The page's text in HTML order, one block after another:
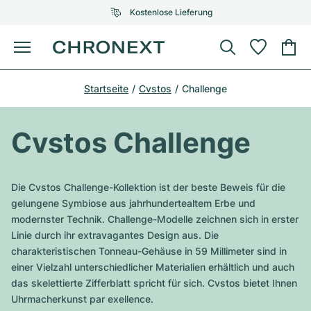
Kostenlose Lieferung
Menü
AUSGEWÄHLTE MARKEN
Alle Rolex Modelle
Top-Modelle
Air-King
Omega
Alle Omega Modelle
Top-Modelle
Patek Philippe
Alle Patek Philippe Modelle
Top-Modelle
Audemars Piguet
Alle Audemars Piguet Modelle
Cartier
Breitling
Certified Pre-Owned
Schmuck
AUSGEWÄHLTE MARKEN
Tiffany
Louis Vuitton
Gebauer & Gebauer
Van Cleef & Arpels
Bvlgari
Neuzugänge
Service
Startseite Cvstos Challenge
Cvstos Challenge
Die Cvstos Challenge-Kollektion ist der beste Beweis für die
gelungene Symbiose aus jahrhundertealtem Erbe und
modernster Technik. Challenge-Modelle zeichnen sich in erster
Linie durch ihr extravagantes Design aus. Die
charakteristischen Tonneau-Gehäuse in 59 Millimeter sind in
einer Vielzahl unterschiedlicher Materialien erhältlich und auch
das skelettierte Zifferblatt spricht für sich. Cvstos bietet Ihnen
Uhrmacherkunst par exellence.